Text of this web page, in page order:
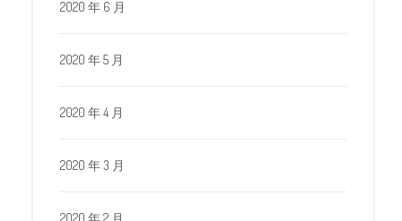
2020 年 6 月
2020 年 5 月
2020 年 4 月
2020 年 3 月
2020 年 2 月